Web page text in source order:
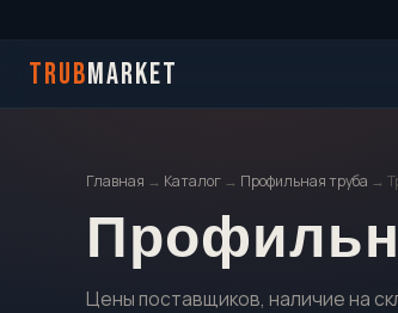
TRUBMARKET
Главная → Каталог → Профильная труба →
Цены поставщиков, наличие на